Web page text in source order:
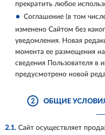
прекратить любое
Соглашение (в том
изменено Сайтом без
уведомления. Новая
момента ее размещения
сведения Пользователя в
предусмотрено новой
2 ОБЩИЕ
2.1. Сайт осуществляет